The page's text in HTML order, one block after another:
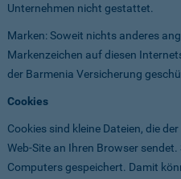
Unternehmen nicht gestattet.
Marken: Soweit nichts anderes
Markenzeichen auf diesen
der Barmenia Versicherung
Cookies
Cookies sind kleine Dateien, die
Web-Site an Ihren Browser
Computers gespeichert. Damit